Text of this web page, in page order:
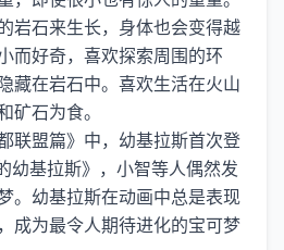
岩石来生长，身体也会变得越
而好奇，喜欢探索周围的环
藏在岩石中。喜欢生活在火山
矿石为食。
联盟篇》中，幼基拉斯首次登
幼基拉斯》，小智等人偶然发
。幼基拉斯在动画中总是表现
成为最令人期待进化的宝可梦